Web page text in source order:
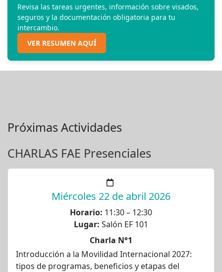
Revisa las tareas urgentes, información sobre visados,
seguros y la documentación obligatoria para tu
intercambio.
VER RESUMEN AQUÍ
Próximas Actividades
CHARLAS FAE Presenciales
Miércoles 22 de abril 2026
Horario: 11:30 – 12:30
Lugar: Salón EF 101
Charla N°1
Introducción a la Movilidad Internacional 2027:
tipos de programas, beneficios y etapas del